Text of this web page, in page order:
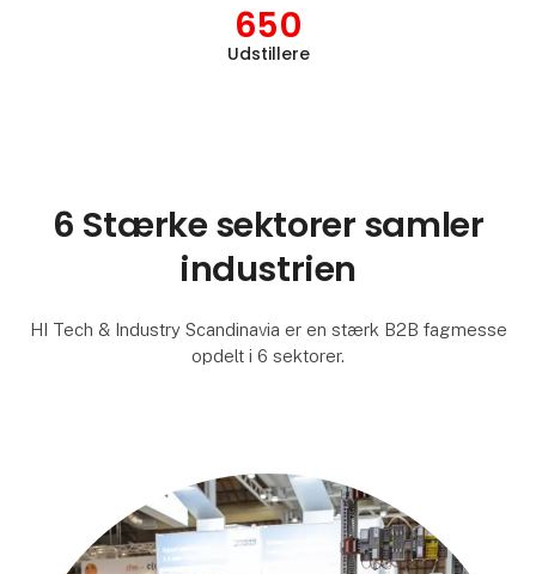
650
Udstillere
6 Stærke sektorer samler
industrien
HI Tech & Industry Scandinavia er en stærk B2B fagmesse
opdelt i 6 sektorer.